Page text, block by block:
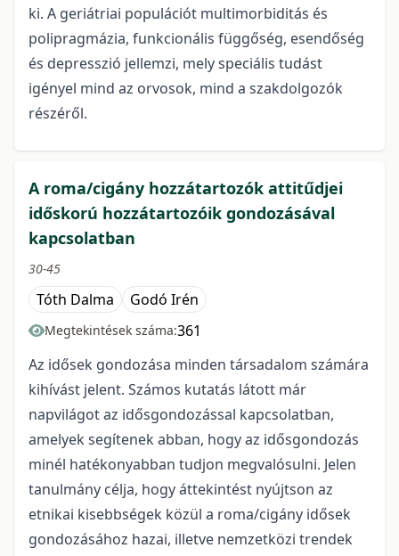
ki. A geriátriai populációt multimorbiditás és
polipragmázia, funkcionális függőség, esendőség
és depresszió jellemzi, mely speciális tudást
igényel mind az orvosok, mind a szakdolgozók
részéről.
A roma/cigány hozzátartozók attitűdjei
időskorú hozzátartozóik gondozásával
kapcsolatban
30-45
Tóth Dalma Godó Irén
Megtekintések száma:361
Az idősek gondozása minden társadalom számára
kihívást jelent. Számos kutatás látott már
napvilágot az idősgondozással kapcsolatban,
amelyek segítenek abban, hogy az idősgondozás
minél hatékonyabban tudjon megvalósulni. Jelen
tanulmány célja, hogy áttekintést nyújtson az
etnikai kisebbségek közül a roma/cigány idősek
gondozásához hazai, illetve nemzetközi trendek